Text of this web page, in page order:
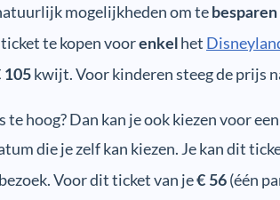
mogelijkheden om te besparen
te kopen voorenkel het
105 kwijt. Voor kinderen steeg de prijs
te hoog? Dan kan je ook kiezen voor
die je zelf kan kiezen. Je kan dit
Voor dit ticket van je€ 56 (één